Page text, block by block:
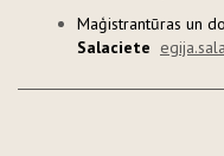
Maģistrantūras un
Salaciete